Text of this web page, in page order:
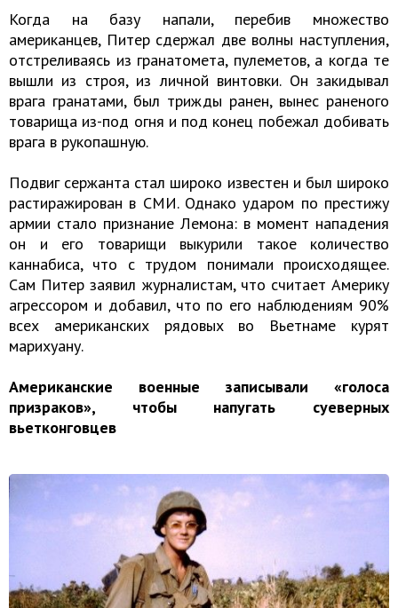
Когда на базу напали, перебив множество
американцев, Питер сдержал две волны наступления,
отстреливаясь из гранатомета, пулеметов, а когда те
вышли из строя, из личной винтовки. Он закидывал
врага гранатами, был трижды ранен, вынес раненого
товарища из-под огня и под конец побежал добивать
врага в рукопашную.
Подвиг сержанта стал широко известен и был широко
растиражирован в СМИ. Однако ударом по престижу
армии стало признание Лемона: в момент нападения
он и его товарищи выкурили такое количество
каннабиса, что с трудом понимали происходящее.
Сам Питер заявил журналистам, что считает Америку
агрессором и добавил, что по его наблюдениям 90%
всех американских рядовых во Вьетнаме курят
марихуану.
Американские военные записывали «голоса
призраков», чтобы напугать суеверных
вьетконговцев